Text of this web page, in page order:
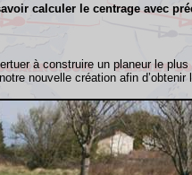
calculer le centrage avec
à construire un planeur le
nouvelle création afin d’obtenir